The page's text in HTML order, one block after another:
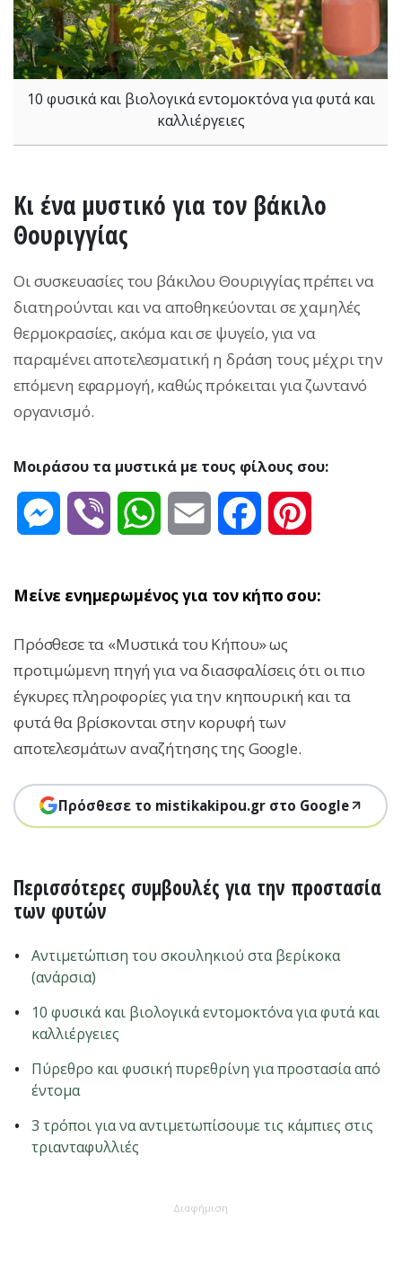
10 φυσικά και βιολογικά εντομοκτόνα για φυτά και
καλλιέργειες
Κι ένα μυστικό για τον βάκιλο
Θουριγγίας
Οι συσκευασίες του βάκιλου Θουριγγίας πρέπει να
διατηρούνται και να αποθηκεύονται σε χαμηλές
θερμοκρασίες, ακόμα και σε ψυγείο, για να
παραμένει αποτελεσματική η δράση τους μέχρι την
επόμενη εφαρμογή, καθώς πρόκειται για ζωντανό
οργανισμό.
Μοιράσου τα μυστικά με τους φίλους σου:
Messenger
Viber WhatsAppEmail Facebook
Μείνε ενημερωμένος για τον κήπο σου:
Πρόσθεσε τα «Μυστικά του Κήπου» ως
προτιμώμενη πηγή για να διασφαλίσεις ότι οι πιο
έγκυρες πληροφορίες για την κηπουρική και τα
φυτά θα βρίσκονται στην κορυφή των
αποτελεσμάτων αναζήτησης της Google.
Πρόσθεσε το mistikakipou.gr στο Google
Περισσότερες συμβουλές για την προστασία
των φυτών
Αντιμετώπιση του σκουληκιού στα βερίκοκα
(ανάρσια)
10 φυσικά και βιολογικά εντομοκτόνα για φυτά και
καλλιέργειες
Πύρεθρο και φυσική πυρεθρίνη για προστασία από
έντομα
3 τρόποι για να αντιμετωπίσουμε τις κάμπιες στις
τριανταφυλλιές
Διαφήμιση